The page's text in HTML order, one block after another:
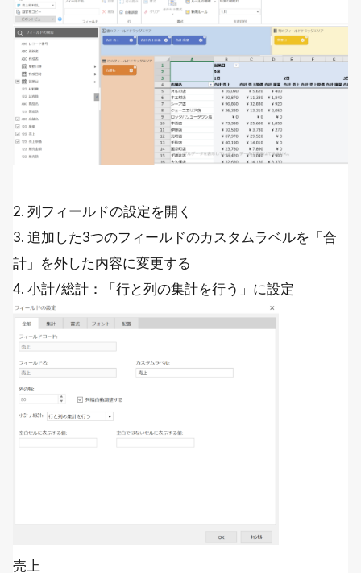
2. 列フィールドの設定を開く
3. 追加した3つのフィールドのカスタムラベルを「合
計」を外した内容に変更する
4. 小計/総計：「行と列の集計を行う」に設定
売上